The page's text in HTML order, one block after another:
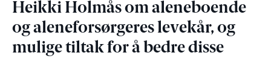
Heikki Holmås om aleneboende
og aleneforsørgeres levekår, og
mulige tiltak for å bedre disse